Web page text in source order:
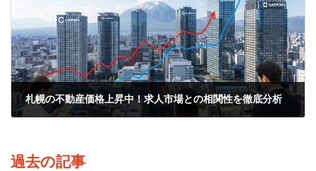
札幌の不動産価格上昇中！求人市場との相関性を徹底分析
過去の記事